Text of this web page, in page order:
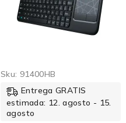
Sku: 91400HB
Entrega GRATIS
estimada: 12. agosto - 15.
agosto